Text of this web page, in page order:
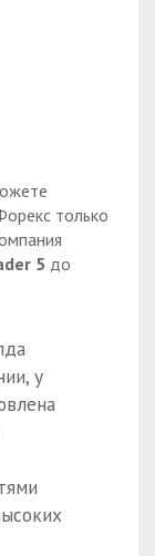
только
5 до
у